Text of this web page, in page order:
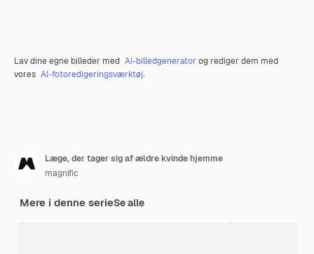
Lav dine egne billeder med AI-billedgenerator og rediger dem med
vores AI-fotoredigeringsværktøj.
Læge, der tager sig af ældre kvinde hjemme
magnific
Mere i denne serieSe alle